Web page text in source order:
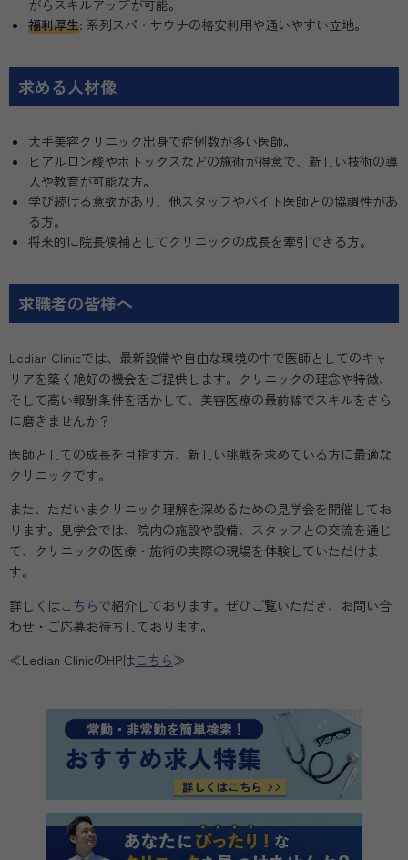
がらスキルアップが可能。
福利厚生: 系列スパ・サウナの格安利用や通いやすい立地。
求める人材像
大手美容クリニック出身で症例数が多い医師。
ヒアルロン酸やボトックスなどの施術が得意で、新しい技術の導
入や教育が可能な方。
学び続ける意欲があり、他スタッフやバイト医師との協調性があ
る方。
将来的に院長候補としてクリニックの成長を牽引できる方。
求職者の皆様へ
Ledian Clinicでは、最新設備や自由な環境の中で医師としてのキャ
リアを築く絶好の機会をご提供します。クリニックの理念や特徴、
そして高い報酬条件を活かして、美容医療の最前線でスキルをさら
に磨きませんか？
医師としての成長を目指す方、新しい挑戦を求めている方に最適な
クリニックです。
また、ただいまクリニック理解を深めるための見学会を開催してお
ります。見学会では、院内の施設や設備、スタッフとの交流を通じ
て、クリニックの医療・施術の実際の現場を体験していただけま
す。
詳しくはこちらで紹介しております。ぜひご覧いただき、お問い合
わせ・ご応募お待ちしております。
≪Ledian ClinicのHPはこちら ≫